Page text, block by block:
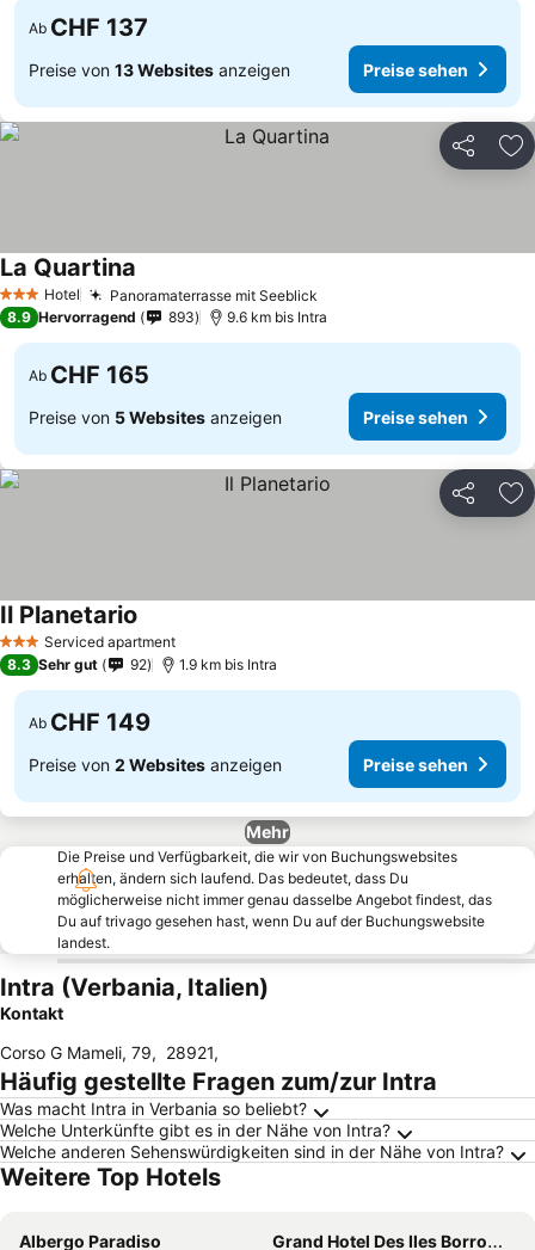
Ab CHF 137
Preise von 13 Websites anzeigen Preise sehen
Teilen
3 SterneHotel Panoramaterrasse mit Seeblick
La Quartina
8.9 Hervorragend 893 9.6 km bis Intra
Ab CHF 165
Preise von 5 Websites anzeigen Preise sehen
Teilen
3 SterneServiced apartment
Il Planetario
8.3 Sehr gut 92 1.9 km bis Intra
Ab CHF 149
Preise von 2 Websites anzeigen Preise sehen
Mehr
Die Preise und Verfügbarkeit, die wir von Buchungswebsites
erhalten, ändern sich laufend. Das bedeutet, dass Du
möglicherweise nicht immer genau dasselbe Angebot findest, das
Du auf trivago gesehen hast, wenn Du auf der Buchungswebsite
landest.
Intra (Verbania, Italien)
Kontakt
Corso G Mameli, 79, 28921,
Häufig gestellte Fragen zum/zur Intra
Was macht Intra in Verbania so beliebt?
Welche Unterkünfte gibt es in der Nähe von Intra?
Welche anderen Sehenswürdigkeiten sind in der Nähe von Intra?
Weitere Top Hotels
Albergo Paradiso
Grand Hotel Des Iles Borromees